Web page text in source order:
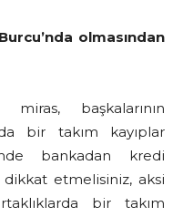
olmasından
başkalarının
bir takım kayıplar
bankadan kredi
etmelisiniz, aksi
bir takım